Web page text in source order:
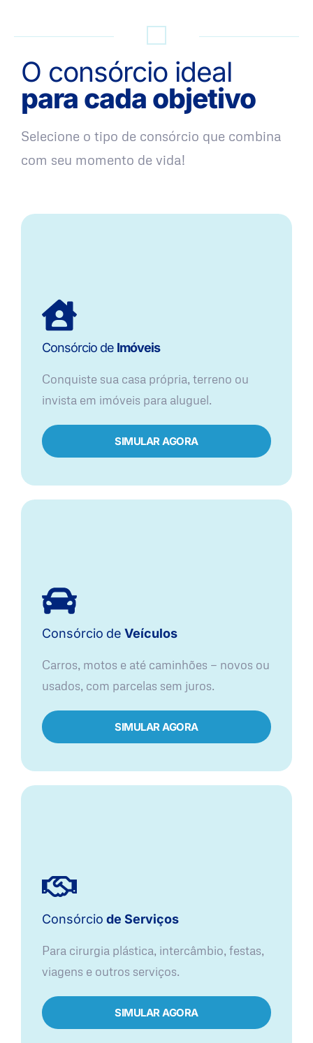
O consórcio ideal
para cada objetivo
Selecione o tipo de consórcio que combina
com seu momento de vida!
Consórcio de Imóveis
Conquiste sua casa própria, terreno ou
invista em imóveis para aluguel.
SIMULAR AGORA​
Consórcio de Veículos
Carros, motos e até caminhões — novos ou
usados, com parcelas sem juros.
SIMULAR AGORA
Consórcio de Serviços
Para cirurgia plástica, intercâmbio, festas,
viagens e outros serviços.
SIMULAR AGORA